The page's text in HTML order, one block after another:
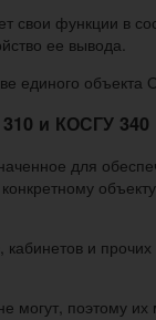
свои функции в
ее вывода.
единого
и КОСГУ 340
для
и
могут, поэтому